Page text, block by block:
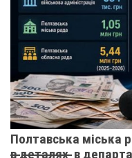
Полтавська міська
в̶ ̶д̶е̶т̶а̶л̶я̶х̶ ̶ в